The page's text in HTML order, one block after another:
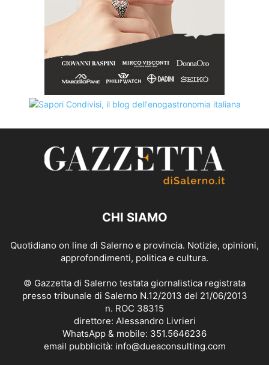
CHI SIAMO
Quotidiano on line di Salerno e provincia. Notizie, opinioni,
approfondimenti, politica e cultura.
© Gazzetta di Salerno testata giornalistica registrata
presso tribunale di Salerno N.12/2013 del 21/06/2013
n. ROC 38315
direttore: Alessandro Livrieri
WhatsApp & mobile: 351.5646236
email pubblicità: info@dueaconsulting.com